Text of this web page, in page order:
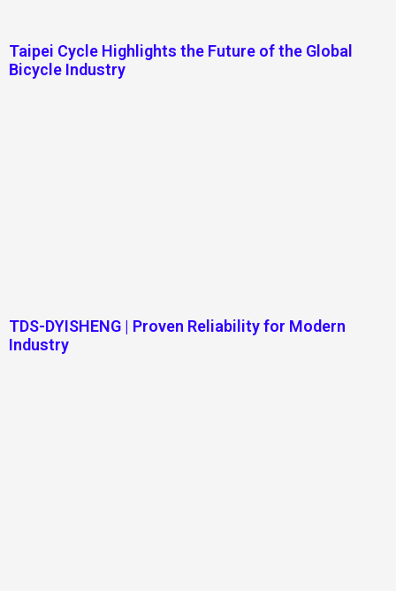
Taipei Cycle Highlights the Future of the Global
Bicycle Industry
TDS-DYISHENG | Proven Reliability for Modern
Industry